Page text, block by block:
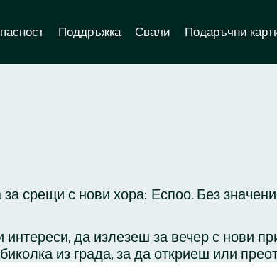
Поддръжка Свали Подаръчни
срещи с нови хора: Еспоо. Без
да излезеш за вечер с нови
из града, за да откриеш или